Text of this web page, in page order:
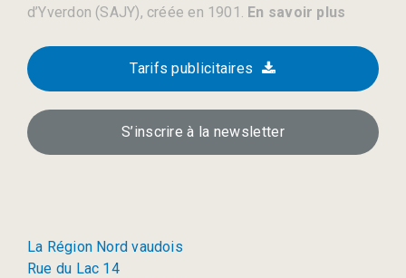
d’Yverdon (SAJY), créée en 1901. En savoir plus
Tarifs publicitaires
S’inscrire à la newsletter
La Région Nord vaudois
Rue du Lac 14